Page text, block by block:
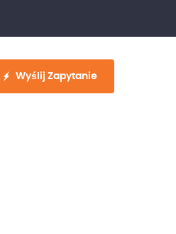
530 886 214
Wyślij Zapytanie